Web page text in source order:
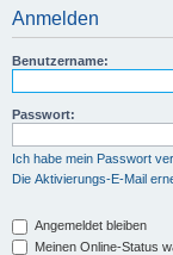
Anmelden
Benutzername:
Passwort:
Ich habe mein Passwort
Die Aktivierungs-E-Mail
Angemeldet bleiben
Meinen Online-Status